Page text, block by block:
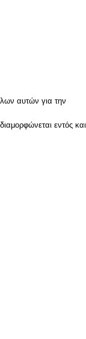
αυτών για την
εντός και